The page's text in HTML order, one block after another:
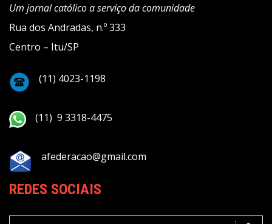
Um jornal católico a serviço da comunidade
Rua dos Andradas, n.º 333
Centro – Itu/SP
(11) 4023-1198
(11) 9 3318-4475
afederacao@gmail.com
REDES SOCIAIS